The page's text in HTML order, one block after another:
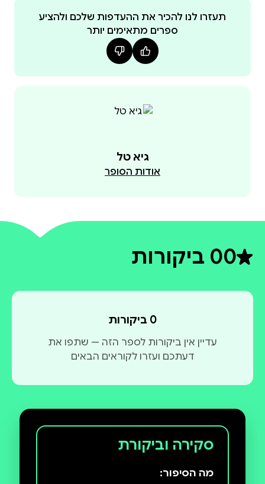
רב ד”ר גיא גבריאל טל שימש כרב במספר קהילות
ברחבי העולם. בשילוב תחומים יוצא דופן הוא גם כותב
טורים שבועיים בנושאי כלכלה והשקעות באתר
גיא למד בישיבת דימונה והר המור, השלים תואר ראשון
בהיסטוריה של המחשבה באוניברסיטה
תעזרו לנו להכיר את ההעדפות שלכם ולהציע
ספרים מתאימים יותר
גיא טל
אודות הסופר
0דירוג ממוצע 0 מתוך 5
0 ביקורות
0 ביקורות
עדיין אין ביקורות לספר הזה — שתפו את
דעתכם ועזרו לקוראים הבאים
סקירה וביקורת
מה הסיפור: